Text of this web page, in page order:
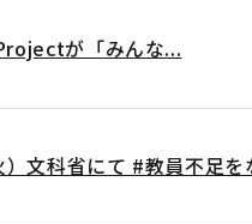
が「みんな...
）文科省にて #教員不足を